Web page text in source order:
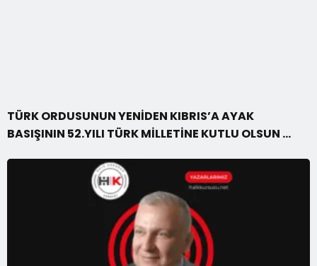
TÜRK ORDUSUNUN YENİDEN KIBRIS’A AYAK
BASIŞININ 52.YILI TÜRK MİLLETİNE KUTLU OLSUN …